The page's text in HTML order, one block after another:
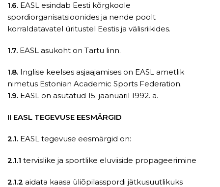
1.6. EASL esindab Eesti kõrgkoole
spordiorganisatsioonides ja nende poolt
korraldatavatel üritustel Eestis ja välisriikides.
1.7. EASL asukoht on Tartu linn.
1.8. Inglise keelses asjaajamises on EASL ametlik
nimetus Estonian Academic Sports Federation.
1.9. EASL on asutatud 15. jaanuaril 1992. a.
II EASL TEGEVUSE EESMÄRGID
2.1. EASL tegevuse eesmärgid on:
2.1.1 tervislike ja sportlike eluviiside propageerimine
2.1.2 aidata kaasa üliõpilasspordi jätkusuutlikuks